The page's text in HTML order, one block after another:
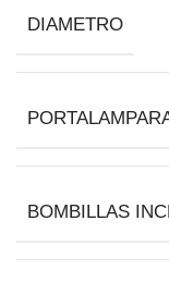
DIAMETRO
BOMBILLAS